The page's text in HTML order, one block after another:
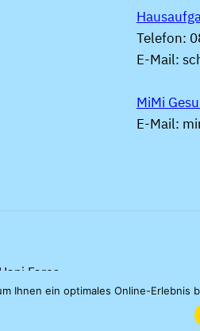
Telefon:
E-Mail:
MiMi
E-Mail:
Fares
Ihnen ein optimales Online-